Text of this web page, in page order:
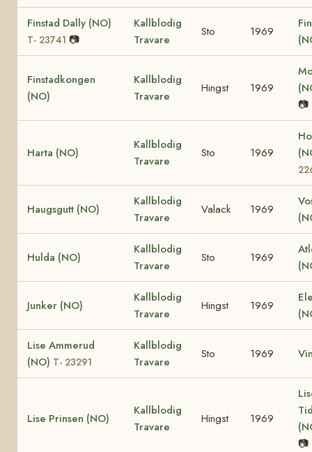
Finstad Dally (NO)
T- 23741 📷
Kallblodig
Travare
Sto 1969
Finstadkongen
(NO)
Kallblodig
Travare
Hingst 1969
📷
Harta (NO)
Kallblodig
Travare
Sto 1969
Haugsgutt (NO)
Kallblodig
Travare
Valack 1969
Hulda (NO)
Kallblodig
Travare
Sto 1969
Junker (NO)
Kallblodig
Travare
Hingst 1969
Lise Ammerud
(NO) T- 23291
Kallblodig
Travare
Sto 1969
Lise Prinsen (NO)
Kallblodig
Travare
Hingst 1969
📷